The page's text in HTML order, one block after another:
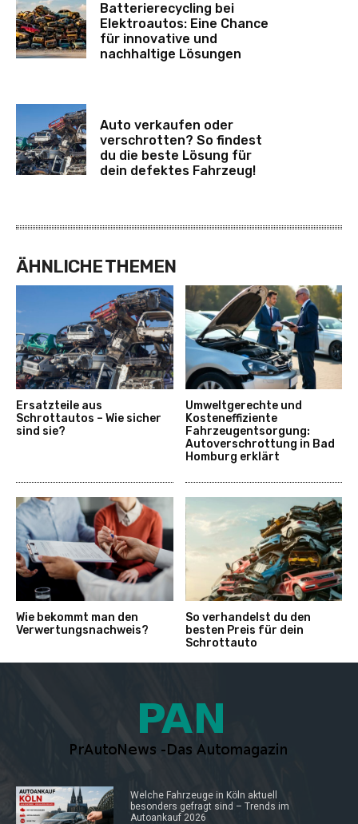
Batterierecycling bei
Elektroautos: Eine Chance
für innovative und
nachhaltige Lösungen
Auto verkaufen oder
verschrotten? So findest
du die beste Lösung für
dein defektes Fahrzeug!
ÄHNLICHE THEMEN
Ersatzteile aus
Schrottautos – Wie sicher
sind sie?
Umweltgerechte und
Kosteneffiziente
Fahrzeugentsorgung:
Autoverschrottung in Bad
Homburg erklärt
Wie bekommt man den
Verwertungsnachweis?
So verhandelst du den
besten Preis für dein
Schrottauto
Welche Fahrzeuge in Köln aktuell
besonders gefragt sind – Trends im
Autoankauf 2026